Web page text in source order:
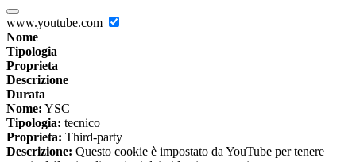
www.youtube.com
Nome
Tipologia
Proprieta
Descrizione
Durata
Nome: YSC
Tipologia: tecnico
Proprieta: Third-party
Descrizione: Questo cookie è impostato da YouTube per tenere